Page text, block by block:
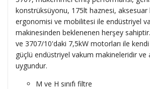
konstrüksüyonu, 175lt haznesi, aksesuar
ergonomisi ve mobilitesi ile endüstriyel
makinesinden beklenenen herşey
ve 3707/10'daki 7,5kW motorları ile kendi
güçlü endüstriyel vakum makineleridir ve
uygundur.
M ve H sınıfı filtre